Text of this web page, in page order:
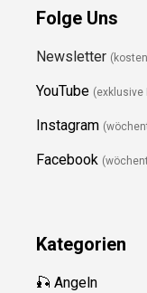
Folge Uns
Newsletter
YouTube (exklusive
Instagram
Facebook
Kategorien
🎣 Angeln